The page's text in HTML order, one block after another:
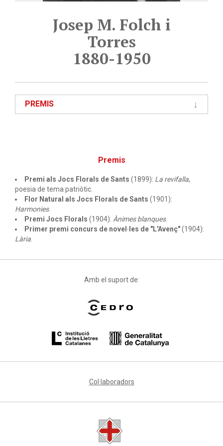
Josep M. Folch i
Torres
1880-1950
PREMIS
Premis
Premi als Jocs Florals de Sants (1899): La revifalla,
poesia de tema patriòtic.
Flor Natural als Jocs Florals de Sants (1901):
Harmonies.
Premi Jocs Florals (1904): Ànimes blanques.
Primer premi concurs de novel·les de "L'Avenç"(1904):
Lària
Amb el suport de:
Col·laboradors